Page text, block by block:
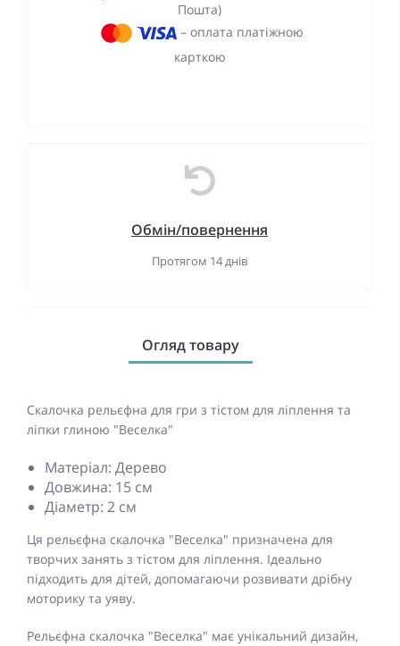
Пошта)
– оплата платіжною
карткою
Обмін/повернення
Протягом 14 днів
Огляд товару
Скалочка рельєфна для гри з тістом для ліплення та
ліпки глиною "Веселка"
Матеріал: Дерево
Довжина: 15 см
Діаметр: 2 см
Ця рельєфна скалочка "Веселка" призначена для
творчих занять з тістом для ліплення. Ідеально
підходить для дітей, допомагаючи розвивати дрібну
моторику та уяву.
Рельєфна скалочка "Веселка" має унікальний дизайн,